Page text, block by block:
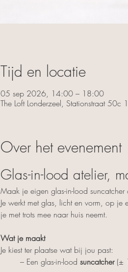
Tijd en locatie
05 sep 2026, 14:00 – 18:00
The Loft Londerzeel, Stationstraat 50c
Over het evenement
Glas-in-lood atelier,
Maak je eigen glas-in-lood
Je werkt met glas, licht en vorm, op
je met trots mee naar huis neemt.
Wat je maakt
Je kiest ter plaatse wat bij jou past:
	– Een glas-in-lood
suncatcher (±